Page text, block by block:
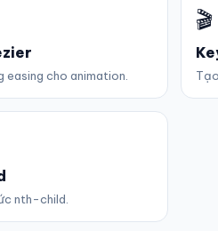
easing cho animation.
🎬
nth-child.